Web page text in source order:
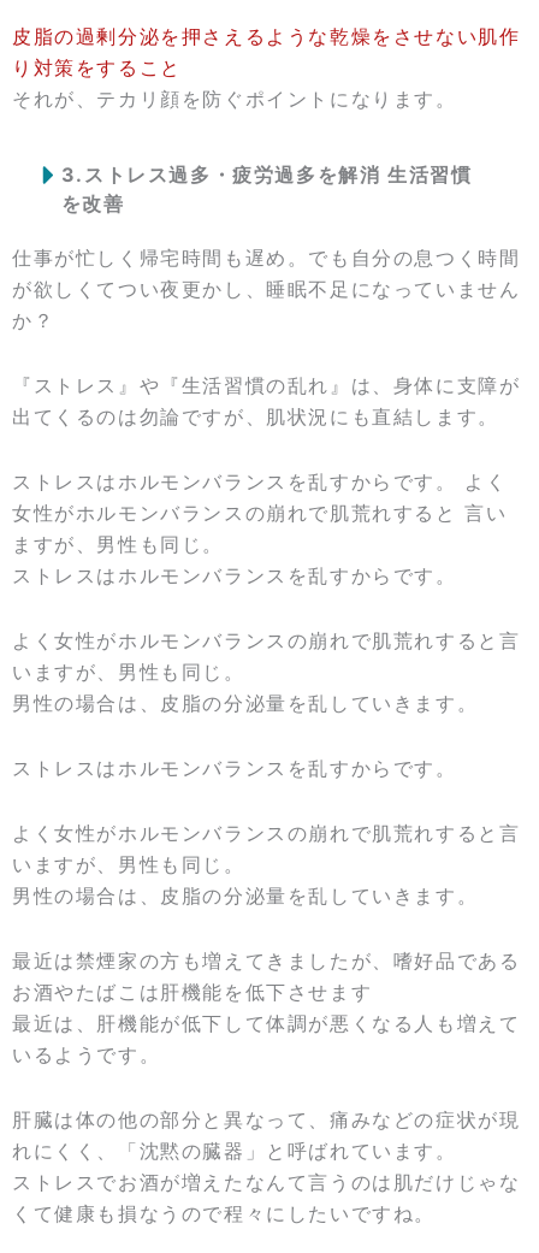
皮脂の過剰分泌を押さえるような乾燥をさせない肌作
り対策をすること
それが、テカリ顔を防ぐポイントになります。
3.ストレス過多・疲労過多を解消 生活習慣
を改善
仕事が忙しく帰宅時間も遅め。でも自分の息つく時間
が欲しくてつい夜更かし、睡眠不足になっていません
か？
『ストレス』や『生活習慣の乱れ』は、身体に支障が
出てくるのは勿論ですが、肌状況にも直結します。
ストレスはホルモンバランスを乱すからです。 よく
女性がホルモンバランスの崩れで肌荒れすると 言い
ますが、男性も同じ。
ストレスはホルモンバランスを乱すからです。
よく女性がホルモンバランスの崩れで肌荒れすると言
いますが、男性も同じ。
男性の場合は、皮脂の分泌量を乱していきます。
ストレスはホルモンバランスを乱すからです。
よく女性がホルモンバランスの崩れで肌荒れすると言
いますが、男性も同じ。
男性の場合は、皮脂の分泌量を乱していきます。
最近は禁煙家の方も増えてきましたが、嗜好品である
お酒やたばこは肝機能を低下させます
最近は、肝機能が低下して体調が悪くなる人も増えて
いるようです。
肝臓は体の他の部分と異なって、痛みなどの症状が現
れにくく、「沈黙の臓器」と呼ばれています。
ストレスでお酒が増えたなんて言うのは肌だけじゃな
くて健康も損なうので程々にしたいですね。